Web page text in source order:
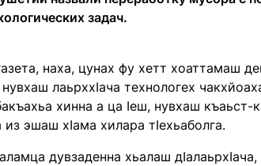
задач.
наха, цунах фу хетт хоаттамаш
нувхаш лаьрххIача технологех
хинна а ца Iеш, нувхаш
из эшаш хIама хилара тIехьаболга.
дувзаденна хьалаш